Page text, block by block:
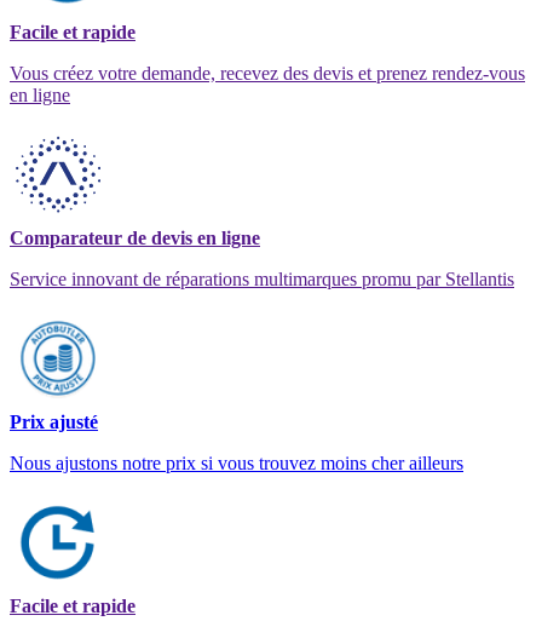
Facile et rapide
Vous créez votre demande, recevez des devis et prenez rendez-vous
en ligne
Comparateur de devis en ligne
Service innovant de réparations multimarques promu par Stellantis
Prix ajusté
Nous ajustons notre prix si vous trouvez moins cher ailleurs
Facile et rapide